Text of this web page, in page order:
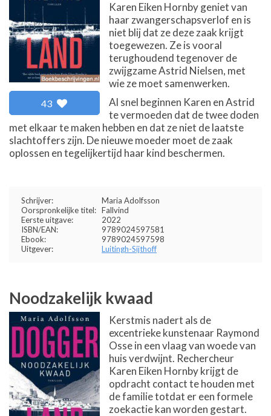
43
Karen Eiken Hornby geniet van
haar zwangerschapsverlof en is
niet blij dat ze deze zaak krijgt
toegewezen. Ze is vooral
terughoudend tegenover de
zwijgzame Astrid Nielsen, met
wie ze moet samenwerken.
Al snel beginnen Karen en Astrid
te vermoeden dat de twee doden
met elkaar te maken hebben en dat ze niet de laatste
slachtoffers zijn. De nieuwe moeder moet de zaak
oplossen en tegelijkertijd haar kind beschermen.
Schrijver:
Maria Adolfsson
Oorspronkelijke titel: Fallvind
Eerste uitgave:
2022
ISBN/EAN:
9789024597581
Ebook:
9789024597598
Uitgever:
Luitingh-Sijthoff
Noodzakelijk kwaad
Kerstmis nadert als de
excentrieke kunstenaar Raymond
Osse in een vlaag van woede van
huis verdwijnt. Rechercheur
Karen Eiken Hornby krijgt de
opdracht contact te houden met
de familie totdat er een formele
zoekactie kan worden gestart.